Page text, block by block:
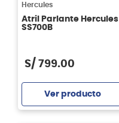
Hercules
Atril Parlante Hercules
SS700B
S/ 799.00
Ver producto